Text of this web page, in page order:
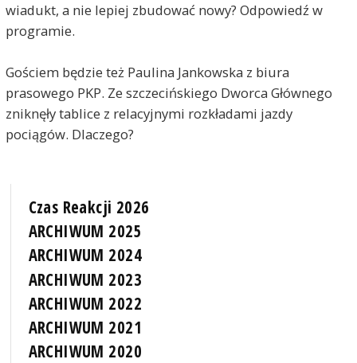
wiadukt, a nie lepiej zbudować nowy? Odpowiedź w
programie.
Gościem będzie też Paulina Jankowska z biura
prasowego PKP. Ze szczecińskiego Dworca Głównego
zniknęły tablice z relacyjnymi rozkładami jazdy
pociągów. Dlaczego?
Czas Reakcji 2026
ARCHIWUM 2025
ARCHIWUM 2024
ARCHIWUM 2023
ARCHIWUM 2022
ARCHIWUM 2021
ARCHIWUM 2020